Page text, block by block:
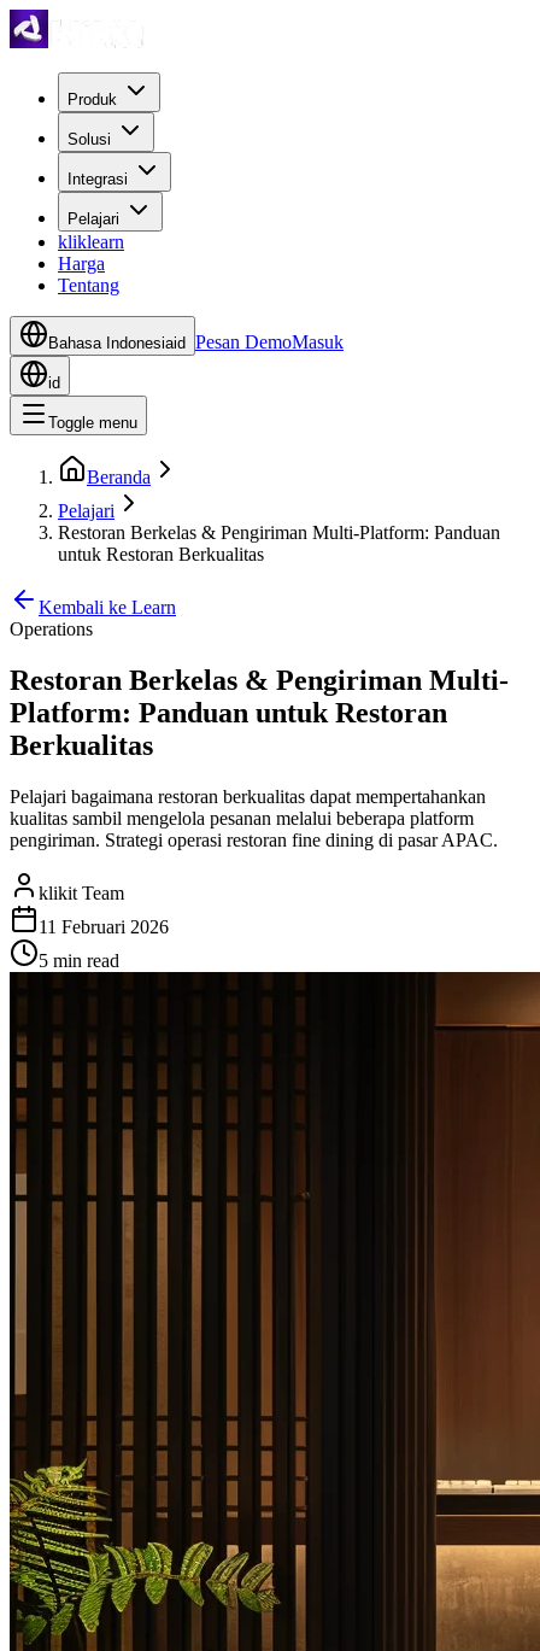
Produk
Solusi
Integrasi
Pelajari
kliklearn
Harga
Tentang
Bahasa Indonesiaid Pesan DemoMasuk
id
Toggle menu
Beranda
Pelajari
Restoran Berkelas & Pengiriman Multi-Platform: Panduan
untuk Restoran Berkualitas
Kembali ke Learn
Operations
Restoran Berkelas & Pengiriman Multi-
Platform: Panduan untuk Restoran
Berkualitas
Pelajari bagaimana restoran berkualitas dapat mempertahankan
kualitas sambil mengelola pesanan melalui beberapa platform
pengiriman. Strategi operasi restoran fine dining di pasar APAC.
klikit Team
11 Februari 2026
5 min read